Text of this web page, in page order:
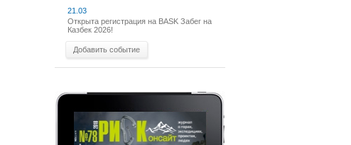
21.03
Открыта регистрация на BASK Забег на
Казбек 2026!
Добавить событие